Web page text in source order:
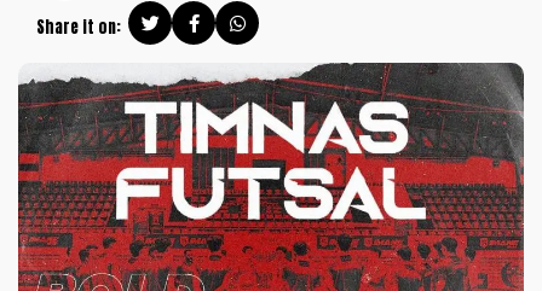
Share it on:
Video